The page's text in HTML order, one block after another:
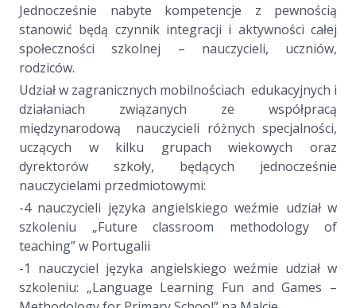
Jednocześnie nabyte kompetencje z pewnością
stanowić będą czynnik integracji i aktywności całej
społeczności szkolnej – nauczycieli, uczniów,
rodziców.
Udział w zagranicznych mobilnościach edukacyjnych i
działaniach związanych ze współpracą
międzynarodową nauczycieli różnych specjalności,
uczących w kilku grupach wiekowych oraz
dyrektorów szkoły, będących jednocześnie
nauczycielami przedmiotowymi:
-4 nauczycieli języka angielskiego weźmie udział w
szkoleniu „Future classroom methodology of
teaching” w Portugalii
-1 nauczyciel języka angielskiego weźmie udział w
szkoleniu: „Language Learning Fun and Games –